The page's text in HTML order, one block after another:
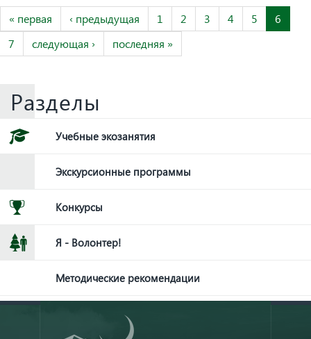
« первая ‹ предыдущая 1 2 3 4 5
6
7
следующая › последняя »
Разделы
Учебные экозанятия
Экскурсионные программы
Конкурсы
Я - Волонтер!
Методические рекомендации